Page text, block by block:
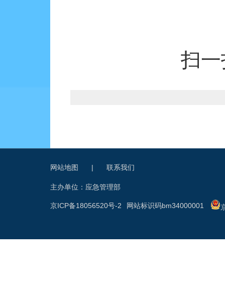
扫
网站地图 | 联系我们
主办单位：应急管理部
网站标识码bm34000001
京ICP备18056520号-2